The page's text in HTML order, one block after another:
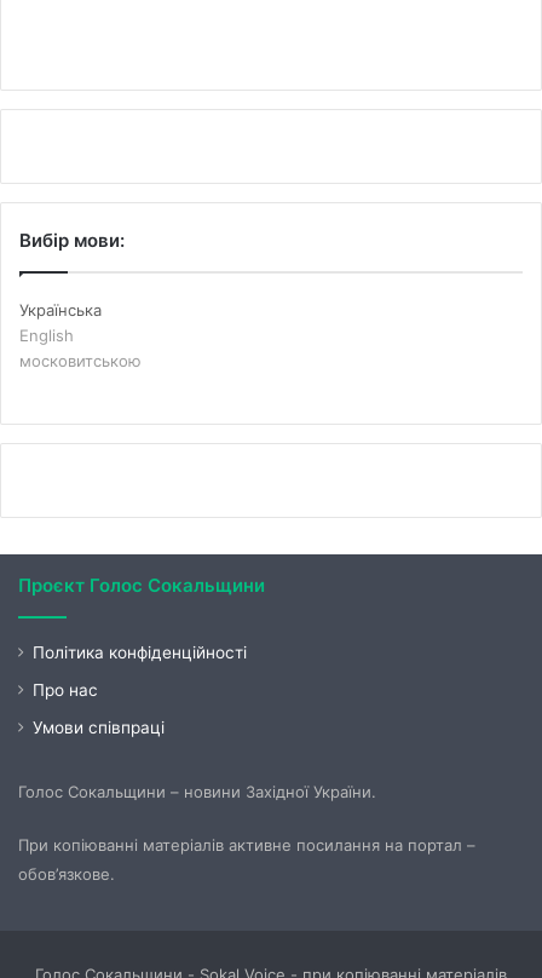
Вибір мови:
Українська
English
московитською
Проєкт Голос Сокальщини
Політика конфіденційності
Про нас
Умови співпраці
Голос Сокальщини – новини Західної України.
При копіюванні матеріалів активне посилання на портал –
обов’язкове.